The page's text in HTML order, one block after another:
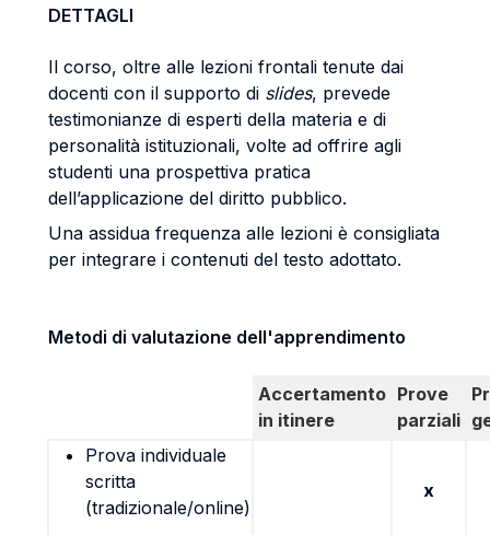
DETTAGLI
Il corso, oltre alle lezioni frontali tenute dai
docenti con il supporto di slides, prevede
testimonianze di esperti della materia e di
personalità istituzionali, volte ad offrire agli
studenti una prospettiva pratica
dell’applicazione del diritto pubblico.
Una assidua frequenza alle lezioni è consigliata
per integrare i contenuti del testo adottato.
Metodi di valutazione dell'apprendimento
Accertamento
in itinere
Prove
parziali
Prova individuale
scritta
(tradizionale/online)
x